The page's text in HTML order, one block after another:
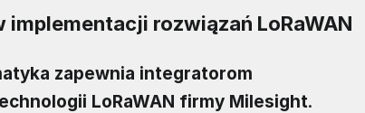
rozwiązań LoRaWAN
zapewnia integratorom
LoRaWAN firmy Milesight.